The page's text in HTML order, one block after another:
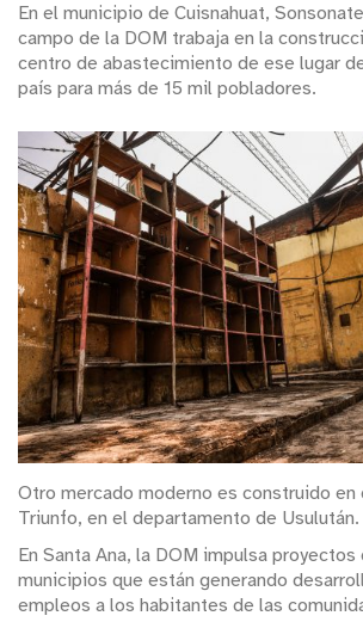
En el municipio de Cuisnahuat,
campo de la DOM trabaja en la
centro de abastecimiento de ese lugar
país para más de 15 mil pobladores.
Otro mercado moderno es construido en
Triunfo, en el departamento de Usulután.
En Santa Ana, la DOM impulsa proyectos
municipios que están generando
empleos a los habitantes de las